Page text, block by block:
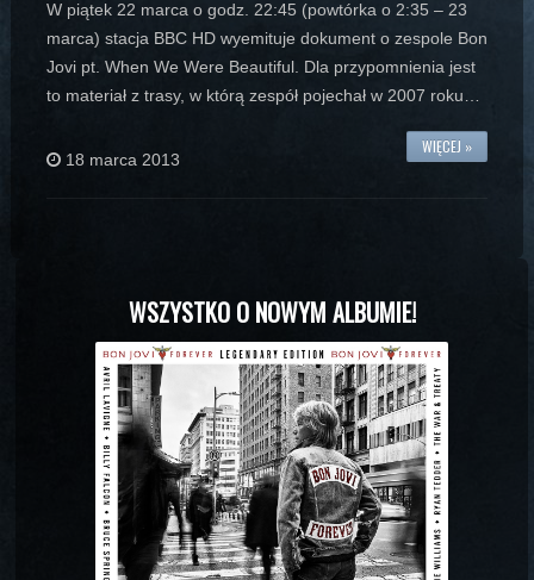
W piątek 22 marca o godz. 22:45 (powtórka o 2:35 – 23
marca) stacja BBC HD wyemituje dokument o zespole Bon
Jovi pt. When We Were Beautiful. Dla przypomnienia jest
to materiał z trasy, w którą zespół pojechał w 2007 roku…
WIĘCEJ »
18 marca 2013
WSZYSTKO O NOWYM ALBUMIE!